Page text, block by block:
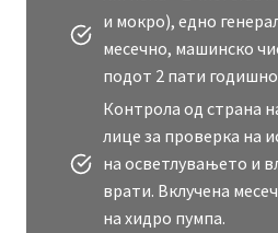
и мокро), едно
месечно, машинско
подот 2 пати
Контрола од страна
лице за проверка на
на осветлувањето и
врати. Вклучена
на хидро пумпа.